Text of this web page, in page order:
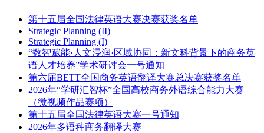
第十五届全国法律英语大赛决赛获奖名单
Strategic Planning (II)
Strategic Planning (I)
“数智赋能·人文浸润·区域协同：新文科背景下的商务英
语人才培养”学术研讨会一号通知
第六届BETT全国商务英语翻译大赛总决赛获奖名单
2026年“学研汇智杯”全国高校商务外语综合能力大赛
（微视频作品赛项）
第十五届全国法律英语大赛一号通知
2026年多语种商务翻译大赛